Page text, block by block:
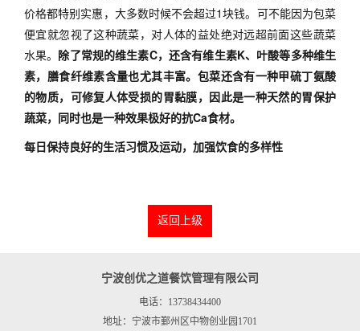
价格都特别实惠，大多数时候不会超过1块钱。可不能因为包菜
便宜就忽视了这种蔬菜，对人体的益处绝对远超前面这些蔬菜
水果。 除了常规的维生素C，还含有维生素K、叶酸等多种维生
素，膳食纤维素含量也尤其丰富。包菜还含有一种甲硫丁氨酸
的物质，可修复人体受损的胃黏膜，因此是一种天然的胃保护
蔬菜，同时也是一种效果极好的抗Ca食材。
每日保持良好的生活习惯及运动，加强饮食的多样性
返回上级
宁波创优之道餐饮管理有限公司
电话：13738434400
地址：宁波市鄞州区中物创业园1701